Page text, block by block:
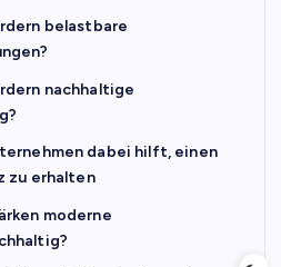
belastbare
nachhaltige
dabei hilft, einen
zu erhalten
moderne